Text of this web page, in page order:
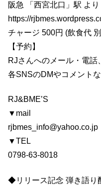
阪急 「西宮北口」駅 よ
https://
チャージ 500円 (飲食代 別
【予約】
RJさんへのメール・電話
各SNSのDMやコメントな
RJ&BME’S
▼mail
rjbmes_info@yahoo.co.jp
▼TEL
0798-63-8018
◆リリース記念 弾き語り